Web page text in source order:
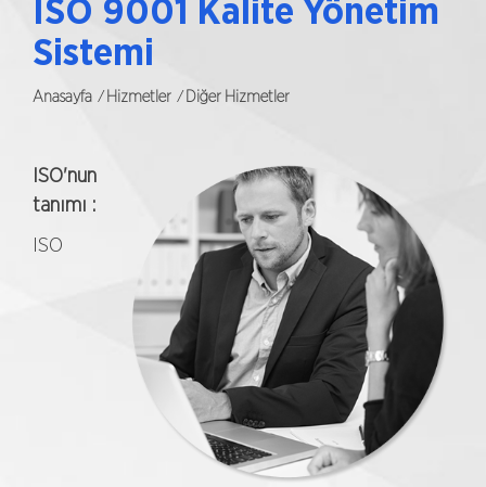
ISO 9001 Kalite Yönetim
Sistemi
Anasayfa / Hizmetler / Diğer Hizmetler
ISO'nun
tanımı :
ISO